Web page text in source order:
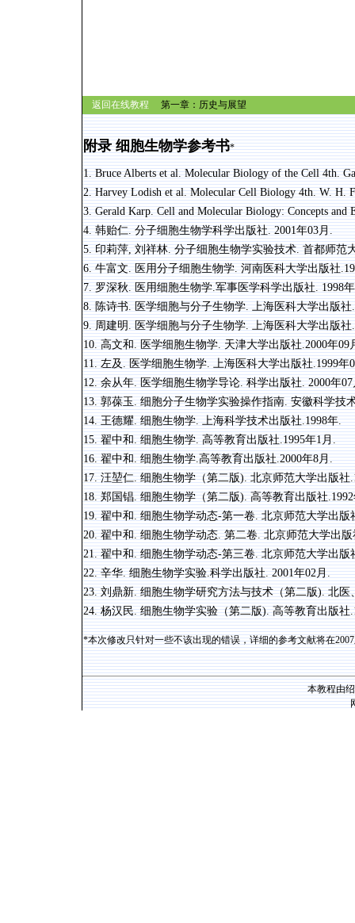
返回在线教程 第一章：历史与展望
附录细胞生物学参考书*
1. Bruce Alberts et al. Molecular Biology of the Cell 4th.
2. Harvey Lodish et al. Molecular Cell Biology 4th. W. H.
3. Gerald Karp. Cell and Molecular Biology: Concepts and
4. 韩贻仁. 分子细胞生物学科学出版社. 2001年03月.
5. 印莉萍, 刘祥林. 分子细胞生物学实验技术. 首都师范
6. 牛富文. 医用分子细胞生物学. 河南医科大学出版社
7. 罗深秋. 医用细胞生物学.军事医学科学出版社. 1998
8. 陈诗书. 医学细胞与分子生物学. 上海医科大学出版社
9. 周建明. 医学细胞与分子生物学. 上海医科大学出版社
10. 高文和. 医学细胞生物学. 天津大学出版社.2000年09
11. 左及. 医学细胞生物学. 上海医科大学出版社.1999年
12. 余从年. 医学细胞生物学导论. 科学出版社. 2000年07
13. 郭葆玉. 细胞分子生物学实验操作指南. 安徽科学技
14. 王德耀. 细胞生物学. 上海科学技术出版社.1998年.
15. 翟中和. 细胞生物学. 高等教育出版社.1995年1月.
16. 翟中和. 细胞生物学.高等教育出版社.2000年8月.
17. 汪堃仁. 细胞生物学（第二版). 北京师范大学出版社
18. 郑国锠. 细胞生物学（第二版). 高等教育出版社
19. 翟中和. 细胞生物学动态-第一卷. 北京师范大学出版
20. 翟中和. 细胞生物学动态. 第二卷. 北京师范大学出版
21. 翟中和. 细胞生物学动态-第三卷. 北京师范大学出版
22. 辛华. 细胞生物学实验.科学出版社. 2001年02月.
23. 刘鼎新. 细胞生物学研究方法与技术（第二版). 北医
24. 杨汉民. 细胞生物学实验（第二版). 高等教育出版社
*本次修改只针对一些不该出现的错误，详细的参考文献将在
本教程由